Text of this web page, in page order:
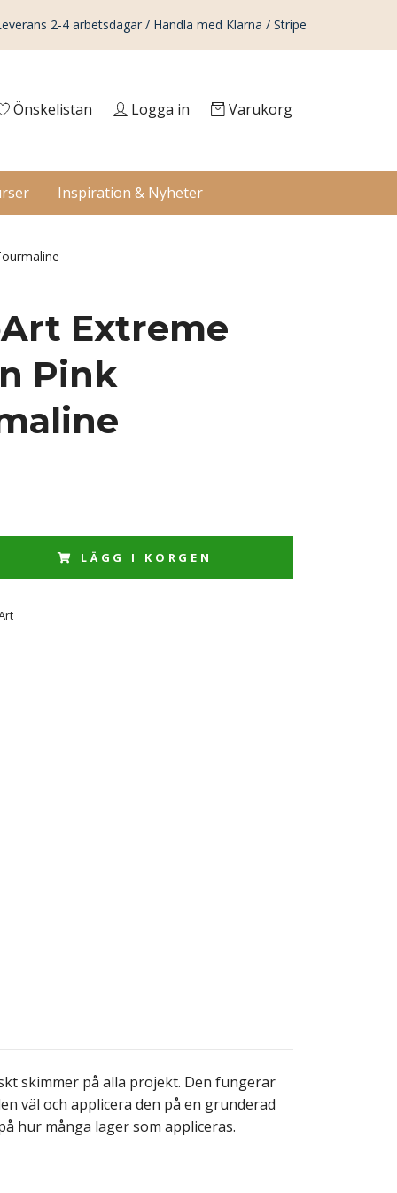
2-4 arbetsdagar / Handla med Klarna / Stripe
Önskelistan Logga in Varukorg
Inspiration & Nyheter
Extreme
Pink
LÄGG I KORGEN
skimmer på alla projekt. Den fungerar
väl och applicera den på en grunderad
hur många lager som appliceras.